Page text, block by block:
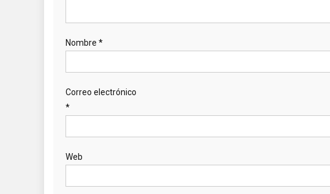
Nombre *
Correo electrónico
*
Web